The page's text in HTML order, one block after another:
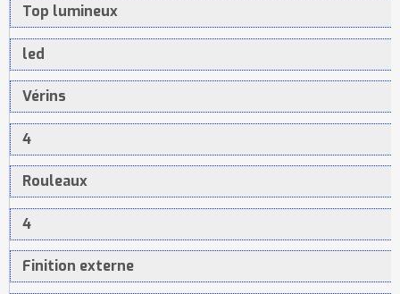
Top lumineux
led
Vérins
4
Rouleaux
4
Finition externe